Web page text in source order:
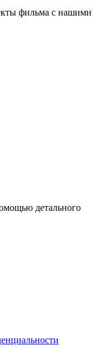
фильма с нашими
детального